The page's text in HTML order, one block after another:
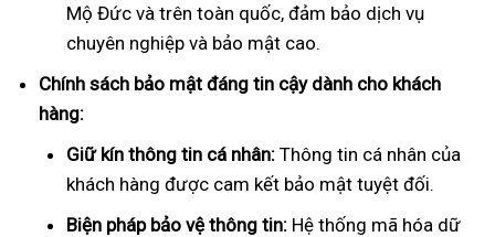
Mộ Đức và trên toàn quốc, đảm bảo dịch vụ
chuyên nghiệp và bảo mật cao.
Chính sách bảo mật đáng tin cậy dành cho khách
hàng:
Giữ kín thông tin cá nhân: Thông tin cá nhân của
khách hàng được cam kết bảo mật tuyệt đối.
Biện pháp bảo vệ thông tin: Hệ thống mã hóa dữ